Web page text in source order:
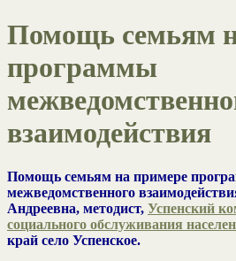
Помощь семьям
программы
взаимодействия
Помощь семьям на примере
межведомственного
Андреевна, методист, Успенский
социального обслуживания
край село Успенское.